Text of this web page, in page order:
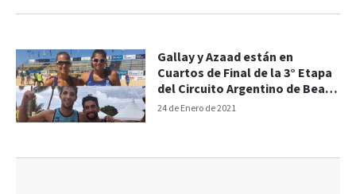
24 de Enero de 2021
Gallay y Azaad están en
Cuartos de Final de la 3° Etapa
del Circuito Argentino de Beach
Volley